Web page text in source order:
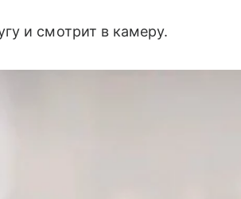
и смотрит в камеру.